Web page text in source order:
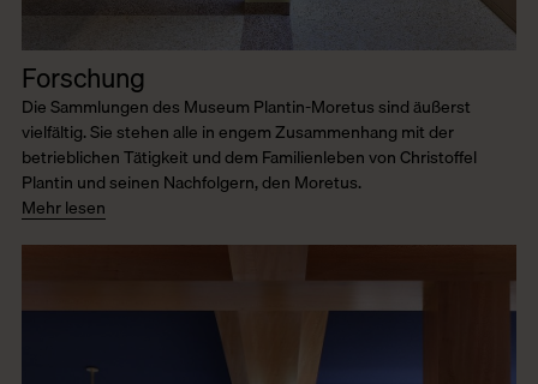
Forschung
Die Sammlungen des Museum Plantin-Moretus sind äußerst
vielfältig. Sie stehen alle in engem Zusammenhang mit der
betrieblichen Tätigkeit und dem Familienleben von Christoffel
Plantin und seinen Nachfolgern, den Moretus.
Mehr lesen